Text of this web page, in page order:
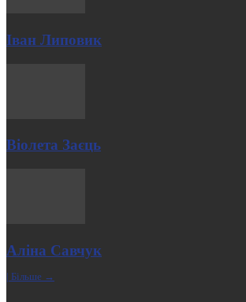
Іван Липовик
Віолета Заєць
Аліна Савчук
| Більше →